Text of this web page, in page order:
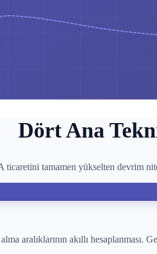
Dört Ana
ticaretini tamamen yükselten devrim
aralıklarının akıllı